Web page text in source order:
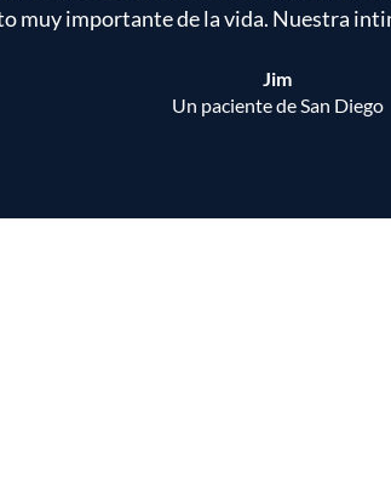
muy importante de la vida. Nuestra
Jim
Un paciente de San Diego